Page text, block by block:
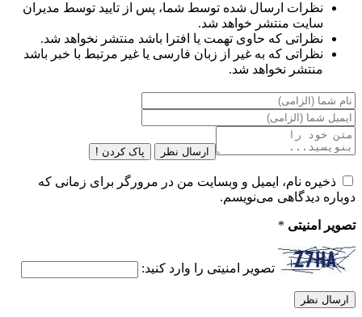
نظرات ارسال شده توسط شما، پس از تایید توسط مدیران
سایت منتشر خواهد شد.
نظراتی که حاوی تهمت یا افترا باشد منتشر نخواهد شد.
نظراتی که به غیر از زبان فارسی یا غیر مرتبط با خبر باشد
منتشر نخواهد شد.
ارسال نظر پاک کردن !
ذخیره نام، ایمیل و وبسایت من در مرورگر برای زمانی که
دوباره دیدگاهی می‌نویسم.
تصویر امنیتی *
تصویر امنیتی را وارد کنید: